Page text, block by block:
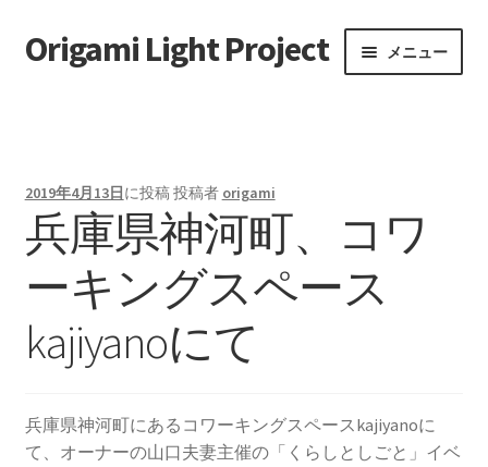
ナ
ビ
ン
へ
ス
キ
プ
コ
ン
ス
キ
ッ
プ
Origami Light Project メニュー
実施記録
移動増殖型アートプロジェクト
2019年4月13日に投稿投稿者 origami
兵庫県神河町、コワ
ーキングスペース
kajiyanoにて
兵庫県神河町にあるコワーキングスペースkajiyanoに
て、オーナーの山口夫妻主催の「くらしとしごと」イベ